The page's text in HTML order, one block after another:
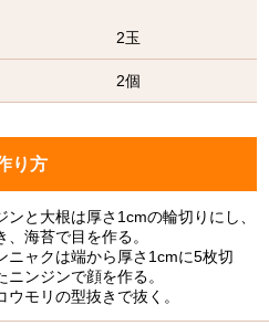
2玉
2個
り方
ンと大根は厚さ1cmの輪切りにし、
海苔で目を作る。
ニャクは端から厚さ1cmに5枚切
ンジンで顔を作る。
ウモリの型抜きで抜く。